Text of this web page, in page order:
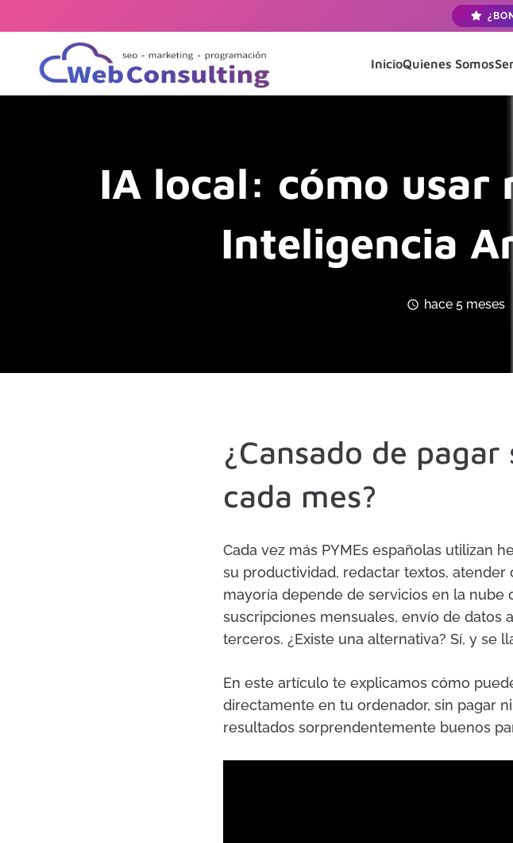
InicioQuienes Somos
IA local: cómo usar
Inteligencia
schedule hace 5 meses
¿Cansado de
cada mes?
Cada vez más PYMEs españolas utilizan
su productividad, redactar textos, atender
mayoría depende de servicios en la nube
suscripciones mensuales, envío de datos
terceros. ¿Existe una alternativa? Sí, y se
En este artículo te explicamos cómo
directamente en tu ordenador, sin pagar
resultados sorprendentemente buenos